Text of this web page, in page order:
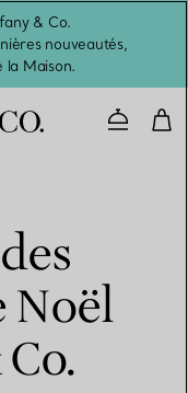
& Co.
nouveautés,
la Maison.
Noël